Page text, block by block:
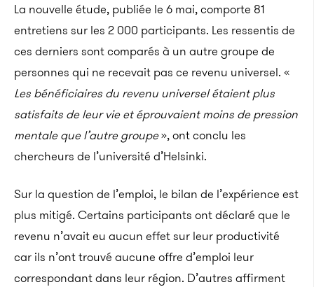
La nouvelle étude, publiée le 6 mai, comporte 81
entretiens sur les 2 000 participants. Les ressentis de
ces derniers sont comparés à un autre groupe de
personnes qui ne recevait pas ce revenu universel. «
Les bénéficiaires du revenu universel étaient plus
satisfaits de leur vie et éprouvaient moins de pression
mentale que l’autre groupe», ont conclu les
chercheurs de l’université d’Helsinki.
Sur la question de l’emploi, le bilan de l’expérience est
plus mitigé. Certains participants ont déclaré que le
revenu n’avait eu aucun effet sur leur productivité
car ils n’ont trouvé aucune offre d’emploi leur
correspondant dans leur région. D’autres affirment